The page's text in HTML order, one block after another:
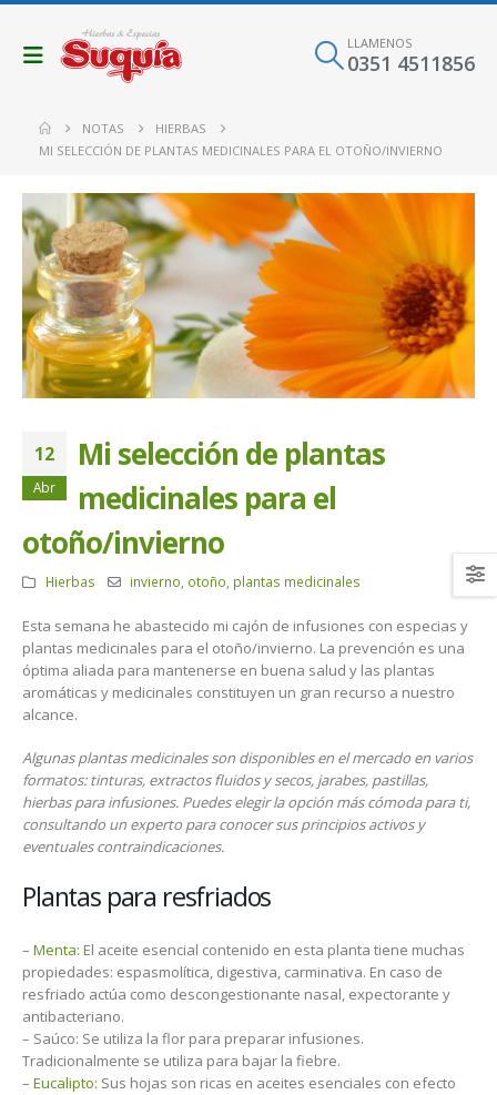
LLAMENOS
0351 4511856
NOTAS
HIERBAS
MI SELECCIÓN DE PLANTAS MEDICINALES PARA EL OTOÑO/INVIERNO
12
Abr
Mi selección de plantas
medicinales para el
otoño/invierno
Hierbas invierno otoño plantas medicinales
Esta semana he abastecido mi cajón de infusiones con especias y
plantas medicinales para el otoño/invierno. La prevención es una
óptima aliada para mantenerse en buena salud y las plantas
aromáticas y medicinales constituyen un gran recurso a nuestro
alcance.
Algunas plantas medicinales son disponibles en el mercado en varios
formatos: tinturas, extractos fluidos y secos, jarabes, pastillas,
hierbas para infusiones. Puedes elegir la opción más cómoda para ti,
consultando un experto para conocer sus principios activos y
eventuales contraindicaciones.
Plantas para resfriados
– Menta: El aceite esencial contenido en esta planta tiene muchas
propiedades: espasmolítica, digestiva, carminativa. En caso de
resfriado actúa como descongestionante nasal, expectorante y
antibacteriano.
– Saúco: Se utiliza la flor para preparar infusiones.
Tradicionalmente se utiliza para bajar la fiebre.
– Eucalipto: Sus hojas son ricas en aceites esenciales con efecto